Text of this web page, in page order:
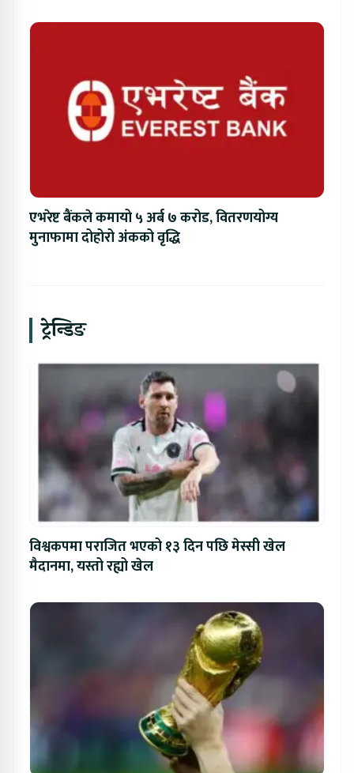
एभरेष्ट बैंकले कमायो ५ अर्ब ७ करोड, वितरणयोग्य
मुनाफामा दोहोरो अंकको वृद्धि
ट्रेन्डिङ
विश्वकपमा पराजित भएको १३ दिन पछि मेस्सी खेल
मैदानमा, यस्तो रह्यो खेल